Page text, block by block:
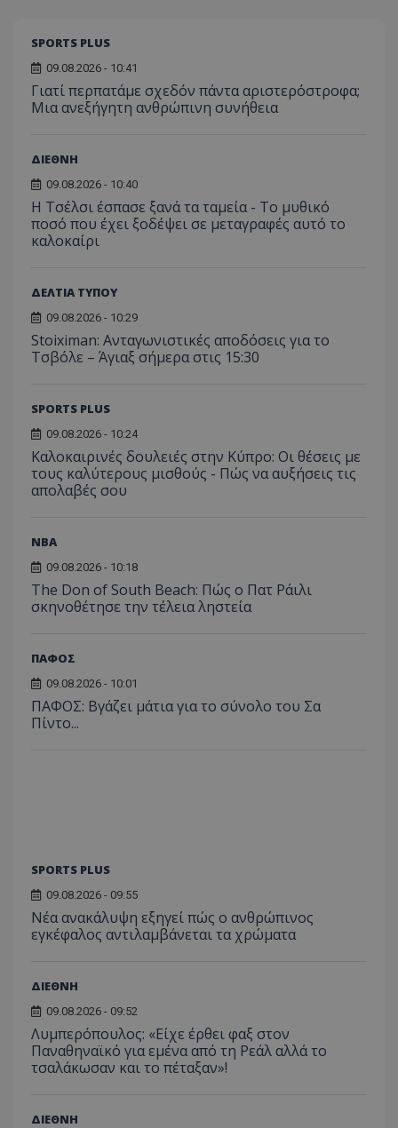
SPORTS PLUS
09.08.2026 - 10:41
Γιατί περπατάμε σχεδόν πάντα αριστερόστροφα;
Μια ανεξήγητη ανθρώπινη συνήθεια
ΔΙΕΘΝΗ
09.08.2026 - 10:40
Η Τσέλσι έσπασε ξανά τα ταμεία - Το μυθικό
ποσό που έχει ξοδέψει σε μεταγραφές αυτό το
καλοκαίρι
ΔΕΛΤΙΑ ΤΥΠΟΥ
09.08.2026 - 10:29
Stoiximan: Ανταγωνιστικές αποδόσεις για το
Τσβόλε – Άγιαξ σήμερα στις 15:30
SPORTS PLUS
09.08.2026 - 10:24
Καλοκαιρινές δουλειές στην Κύπρο: Οι θέσεις με
τους καλύτερους μισθούς - Πώς να αυξήσεις τις
απολαβές σου
NBA
09.08.2026 - 10:18
The Don of South Beach: Πώς ο Πατ Ράιλι
σκηνοθέτησε την τέλεια ληστεία
ΠΑΦΟΣ
09.08.2026 - 10:01
ΠΑΦΟΣ: Βγάζει μάτια για το σύνολο του Σα
Πίντο...
SPORTS PLUS
09.08.2026 - 09:55
Νέα ανακάλυψη εξηγεί πώς ο ανθρώπινος
εγκέφαλος αντιλαμβάνεται τα χρώματα
ΔΙΕΘΝΗ
09.08.2026 - 09:52
Λυμπερόπουλος: «Είχε έρθει φαξ στον
Παναθηναϊκό για εμένα από τη Ρεάλ αλλά το
τσαλάκωσαν και το πέταξαν»!
ΔΙΕΘΝΗ